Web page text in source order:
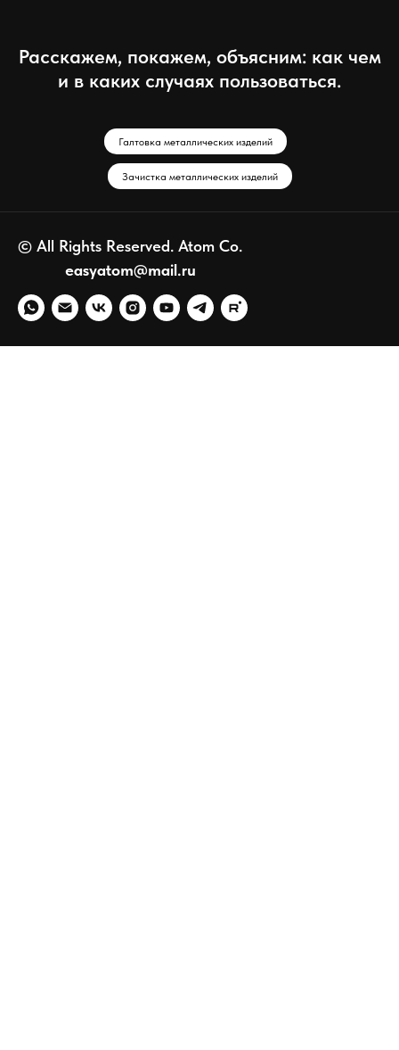
Расскажем, покажем, объясним: как чем
и в каких случаях пользоваться.
Галтовка металлических изделий
Зачистка металлических изделий
© All Rights Reserved. Atom Co.
easyatom@mail.ru